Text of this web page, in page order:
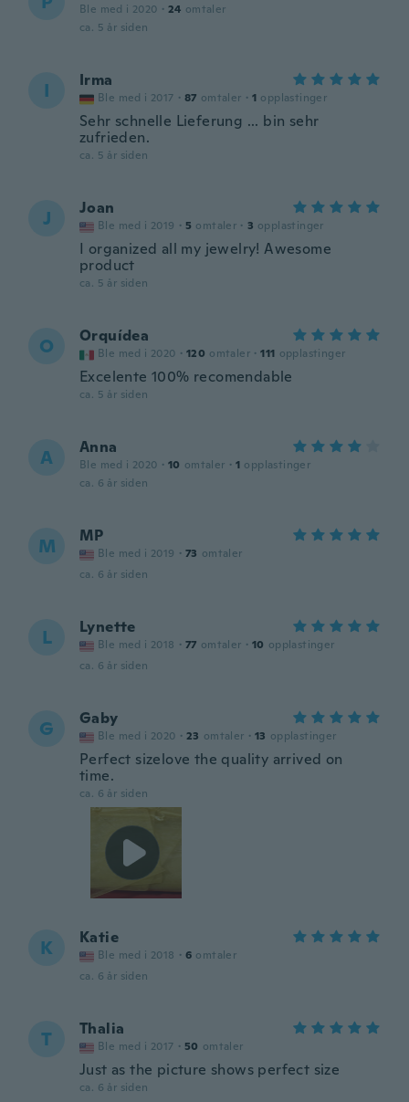
Ble med i 2020 · 24 omtaler
ca. 5 år siden
I Irma
Ble med i 2017 · 87 omtaler · 1 opplastinger
Sehr schnelle Lieferung ... bin sehr
zufrieden.
ca. 5 år siden
J Joan
Ble med i 2019 · 5 omtaler · 3 opplastinger
I organized all my jewelry! Awesome
product
ca. 5 år siden
O Orquídea
Ble med i 2020 · 120 omtaler · 111 opplastinger
Excelente 100% recomendable
ca. 5 år siden
A Anna
Ble med i 2020 · 10 omtaler · 1 opplastinger
ca. 6 år siden
M MP
Ble med i 2019 · 73 omtaler
ca. 6 år siden
L Lynette
Ble med i 2018 · 77 omtaler · 10 opplastinger
ca. 6 år siden
G Gaby
Ble med i 2020 · 23 omtaler · 13 opplastinger
Perfect sizelove the quality arrived on
time.
ca. 6 år siden
K Katie
Ble med i 2018 · 6 omtaler
ca. 6 år siden
T Thalia
Ble med i 2017 · 50 omtaler
Just as the picture shows perfect size
ca. 6 år siden